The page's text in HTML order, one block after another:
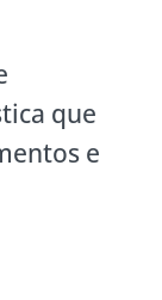
que
e